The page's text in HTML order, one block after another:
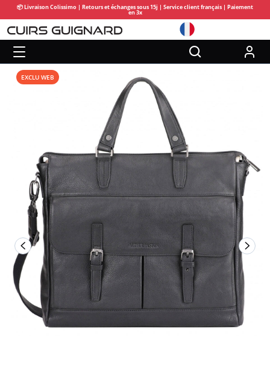
📦 Livraison Colissimo | Retours et échanges sous 15j | Service client français | Paiement
en 3x
EXCLU WEB